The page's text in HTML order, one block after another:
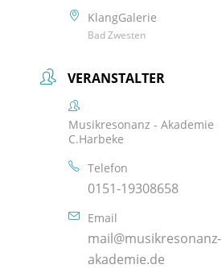
KlangGalerie
Bad Zwesten
VERANSTALTER
Musikresonanz - Akademie
C.Harbeke
Telefon
0151-19308658
Email
mail@musikresonanz-
akademie.de